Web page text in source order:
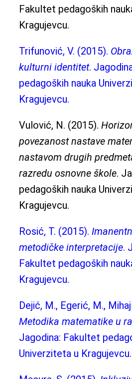
Fakultet pedagoških
Kragujevcu.
Trifunović, V. (2015).
kulturni identitet.
pedagoških nauka
Kragujevcu.
Vulović, N. (2015).
povezanost nastave
nastavom drugih
razredu osnovne škole.
pedagoških nauka
Kragujevcu.
Rosić, T. (2015).
metodičke interpretacije.
Fakultet pedagoških
Kragujevcu.
Dejić, M., Egerić, M.,
Metodika matematike u
Jagodina: Fakultet
Univerziteta u Kragujevcu.